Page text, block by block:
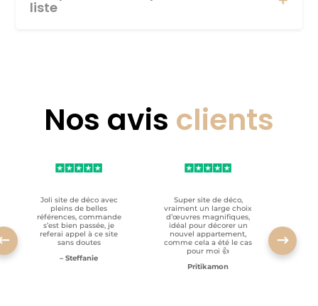
liste
Nos avis clients
Joli site de déco avec
pleins de belles
références, commande
s’est bien passée, je
referai appel à ce site
sans doutes
– Steffanie
Super site de déco,
vraiment un large choix
d’œuvres magnifiques,
idéal pour décorer un
nouvel appartement,
comme cela a été le cas
pour moi 👍
Pritikamon